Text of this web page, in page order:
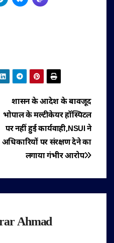
शासन के आदेश के बावजूद
भोपाल के मल्टीकेयर हॉस्पिटल
पर नहीं हुई कार्यवाही,NSUI ने
अधिकारियों पर संरक्षण देने का
लगाया गंभीर आरोप
Ahmad